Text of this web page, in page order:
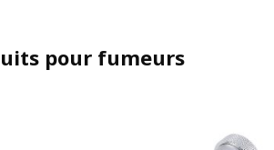
pour fumeurs